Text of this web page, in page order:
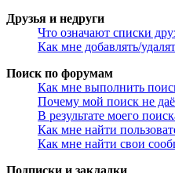
Друзья и недруги
Что означают списки
Как мне добавлять/
Поиск по форумам
Как мне выполнить
Почему мой поиск не
В результате моего
Как мне найти
Как мне найти свои